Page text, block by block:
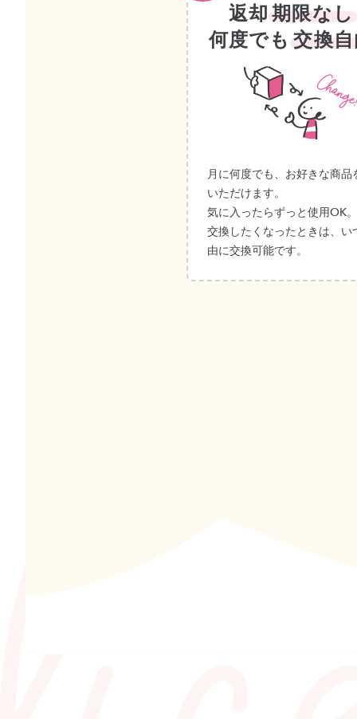
返却期限なし
何度でも 交換
月に何度でも、お好きな商品
いただけます。
気に入ったらずっと使用OK
交換したくなったときは、い
由に交換可能です。